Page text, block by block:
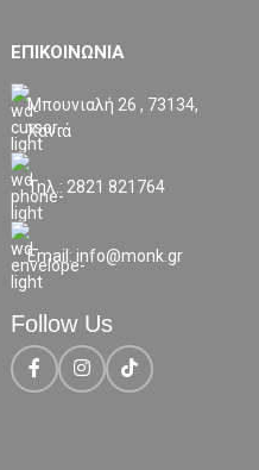
ΕΠΙΚΟΙΝΩΝΙΑ
Μπουνιαλή 26 , 73134,
Χανιά
Τηλ.: 2821 821764
Email: info@monk.gr
Follow Us